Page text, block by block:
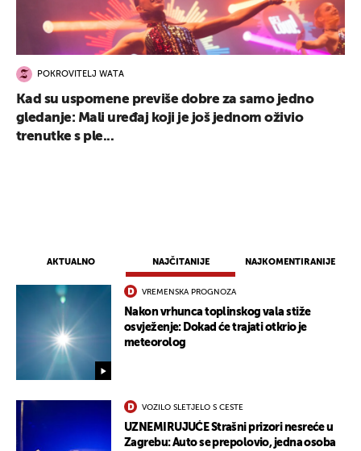
AKTUALNO NAJČITANIJE NAJKOMENTIRANIJE
VREMENSKA PROGNOZA
Nakon vrhunca toplinskog vala stiže
osvježenje: Dokad će trajati otkrio je
meteorolog
VOZILO SLETJELO S CESTE
UZNEMIRUJUĆE Strašni prizori nesreće u
Zagrebu: Auto se prepolovio, jedna osoba
POKROVITELJ WATA
Kad su uspomene previše dobre za samo jedno
gledanje: Mali uređaj koji je još jednom oživio
trenutke s ple...
UKLJUČITE NOTIFIKACIJE